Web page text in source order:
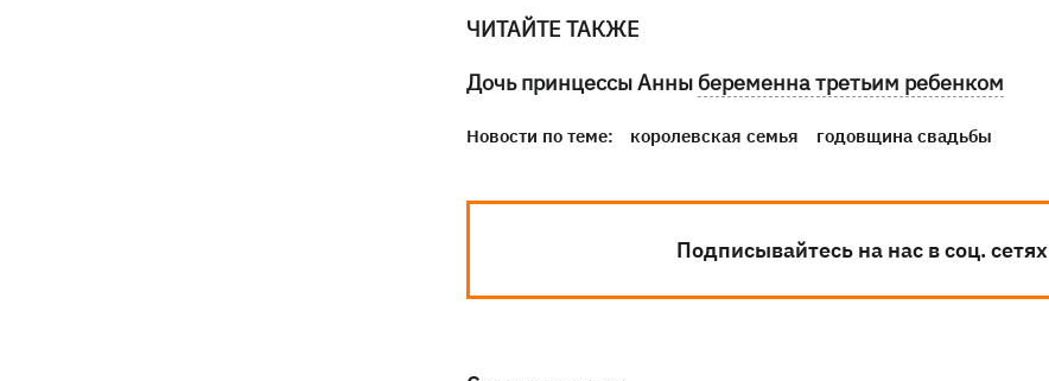
ЧИТАЙТЕ ТАКЖЕ
Дочь принцессы Анны беременна третьим ребенком
Новости по теме: королевская семья годовщина свадьбы
Подписывайтесь на нас в соц. сетях